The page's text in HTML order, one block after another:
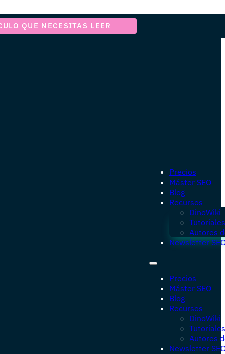
QUE NECESITAS LEER
Precios
Máster SEO
Blog
Recursos
DinoWiki
Tutoriales
Autores
Newsletter
Precios
Máster SEO
Blog
Recursos
DinoWiki
Tutoriales
Autores
Newsletter